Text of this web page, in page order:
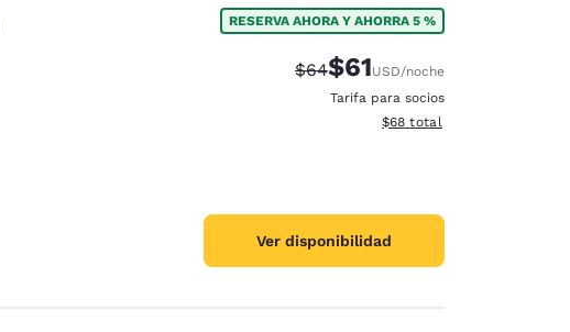
RESERVA AHORA Y AHORRA 5 %
Precio tachado:
$64Precio con descuento:
$61USD/noche
Tarifa para socios
Ver detalles del total
$68 total
Ver disponibilidad